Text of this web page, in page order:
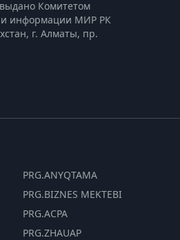
Комитетом
и информации МИР РК
г. Алматы, пр.
PRG.ANYQTAMA
PRG.BIZNES MEKTEBI
PRG.ACPA
PRG.ZHAUAP